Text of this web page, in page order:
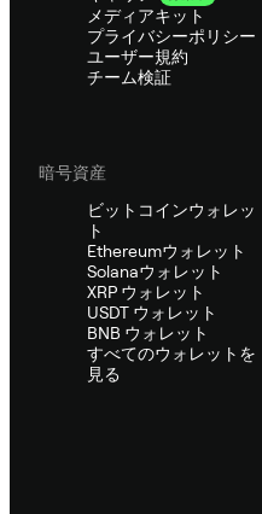
メディアキット
プライバシーポリシー
ユーザー規約
チーム検証
暗号資産
ビットコインウォレッ
ト
Ethereumウォレット
Solanaウォレット
XRP ウォレット
USDT ウォレット
BNB ウォレット
すべてのウォレットを
見る